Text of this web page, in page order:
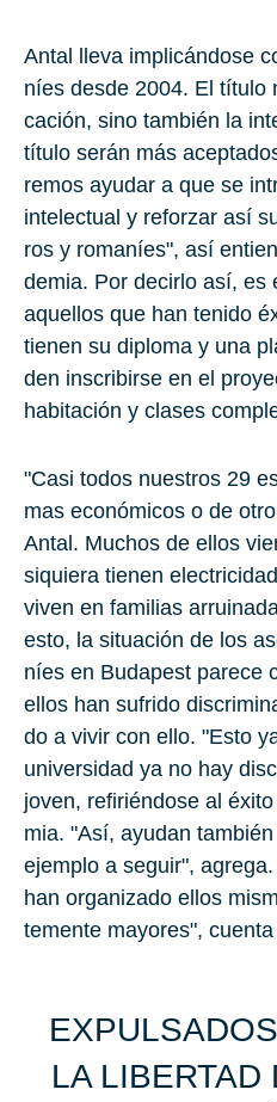
Antal lleva im­pli­cán­do­se
níes desde 2004. El tí­tu­lo
ca­ción, sino tam­bién la
tí­tu­lo serán más
re­mos ayu­dar a que se
in­te­lec­tual y re­for­zar así
ros y ro­ma­níes", así
de­mia. Por de­cir­lo así, es
aque­llos que han te­ni­do
tie­nen su di­plo­ma y una
den ins­cri­bir­se en el
ha­bi­ta­ción y cla­ses
"Casi todos nues­tros 29
mas eco­nó­mi­cos o de
Antal. Mu­chos de ellos
si­quie­ra tie­nen
viven en fa­mi­lias
esto, la si­tua­ción de los
níes en Bu­da­pest pa­re­ce
ellos han su­fri­do
do a vivir con ello. "Esto
uni­ver­si­dad ya no hay
joven, refiriéndose al
mia. "Así, ayu­dan
ejem­plo a se­guir",
han or­ga­ni­za­do ellos
temente ma­yo­res",
LA